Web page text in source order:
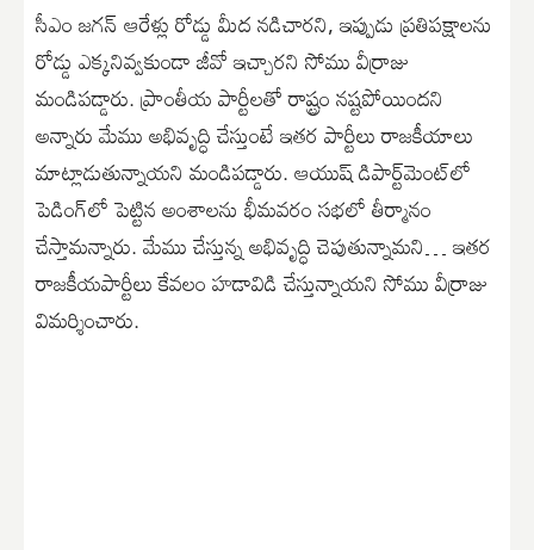
సీఎం జగన్ ఆరేళ్లు రోడ్డు మీద నడిచారని, ఇప్పుడు ప్రతిపక్షాలను
రోడ్డు ఎక్కనివ్వకుండా జీవో ఇచ్చారని సోము వీర్రాజు
మండిపడ్డారు. ప్రాంతీయ పార్టీలతో రాష్ట్రం నష్టపోయిందని
అన్నారు మేము అభివృద్ధి చేస్తుంటే ఇతర పార్టీలు రాజకీయాలు
మాట్లాడుతున్నాయని మండిపడ్డారు. ఆయుష్ డిపార్ట్‌మెంట్‌లో
పెడింగ్‌లో పెట్టిన అంశాలను భీమవరం సభలో తీర్మానం
చేస్తామన్నారు. మేము చేస్తున్న అభివృద్ధి చెపుతున్నామని… ఇతర
రాజకీయపార్టీలు కేవలం హడావిడి చేస్తున్నాయని సోము వీర్రాజు
విమర్శించారు.